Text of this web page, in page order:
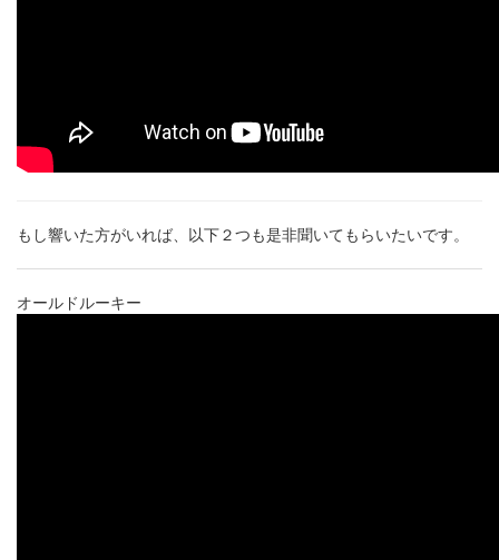
もし響いた方がいれば、以下２つも是非聞いてもらいたいです。
オールドルーキー